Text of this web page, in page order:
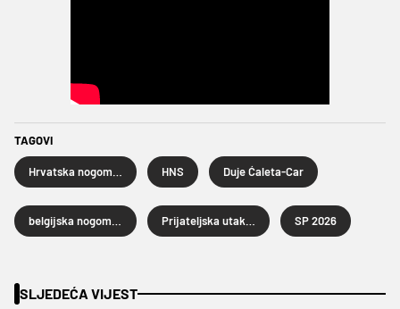
TAGOVI
HNS Duje Ćaleta-Car
SP 2026
SLJEDEĆA VIJEST